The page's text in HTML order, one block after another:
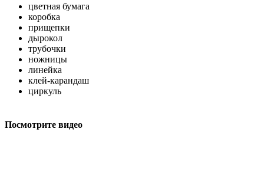
цветная бумага
коробка
прищепки
дырокол
трубочки
ножницы
линейка
клей-карандаш
циркуль
Посмотрите видео